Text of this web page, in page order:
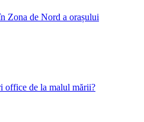
Zona de Nord a orașului
office de la malul mării?